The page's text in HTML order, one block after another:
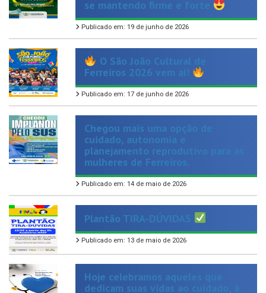
Publicado em: 19 de junho de 2026
O São João Cultural de
Ferreiros 2026 vem aí!
Publicado em: 17 de junho de 2026
Chegou mais uma opção de
cuidado, autonomia e
planejamento reprodutivo para as
mulheres de Ferreiros.
Publicado em: 14 de maio de 2026
Plantão TIRA-DÚVIDAS
Publicado em: 13 de maio de 2026
Hoje celebramos aqueles que
dedicam suas vidas ao cuidado, à
atenção e ao amor ao próximo.